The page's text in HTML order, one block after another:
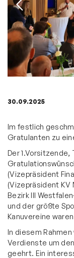
30.09.2025
Im festlich
Gratulanten zu
Der
(Vizepräsident
(Vizepräsident KV
Bezirk III
und der größte
Kanuvereine
In diesem
Verdienste um
geehrt. Ein